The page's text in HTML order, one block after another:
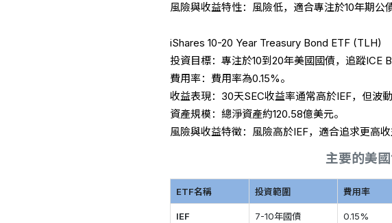
風險與收益特性：風險低，適合專注於10年期公
iShares 10-20 Year Treasury Bond ETF (TLH)
投資目標：專注於10到20年美國國債，追蹤ICE
費用率：費用率為0.15%。
收益表現：30天SEC收益率通常高於IEF，但波動
資產規模：總淨資產約120.58億美元。
風險與收益特徵：風險高於IEF，適合追求更高
主要的美
ETF名稱 投資範圍 費用率
IEF 7-10年國債 0.15%